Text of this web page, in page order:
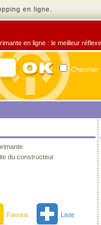
en ligne.
en ligne : le meilleur
Chercher
du constructeur
Favoris Liste